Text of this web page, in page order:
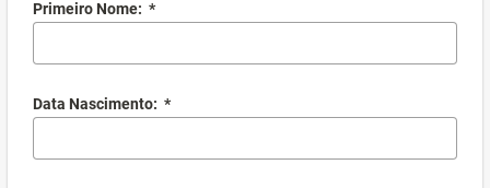
Primeiro Nome: *
Data Nascimento: *